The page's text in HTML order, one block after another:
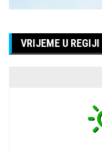
VRIJEME U REGIJI